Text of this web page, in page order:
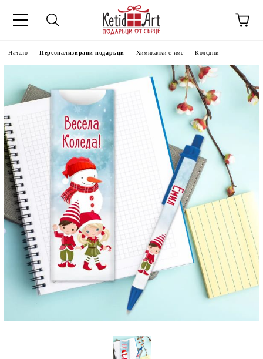
Начало Персонализирани подаръци Химикалки с име Коледни